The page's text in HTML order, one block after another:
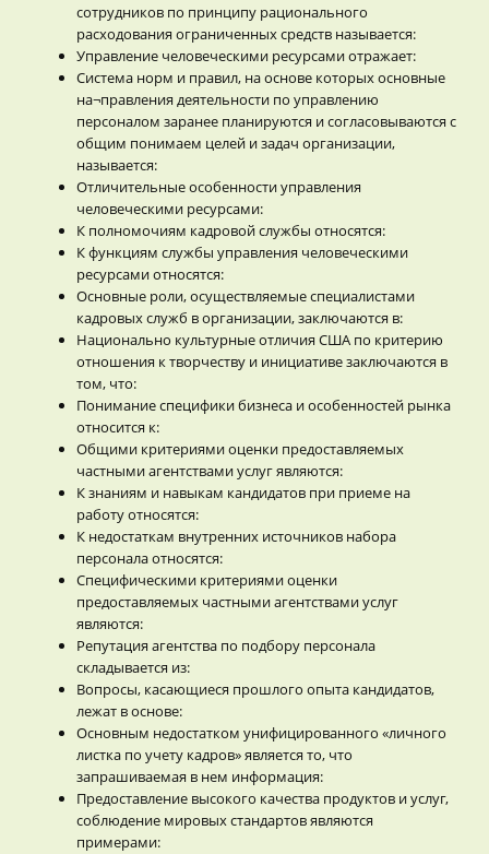
сотрудников по принципу рационального
расходования ограниченных средств называется:
Управление человеческими ресурсами отражает:
Система норм и правил, на основе которых основные
на¬правления деятельности по управлению
персоналом заранее планируются и согласовываются с
общим понимаем целей и задач организации,
называется:
Отличительные особенности управления
человеческими ресурсами:
К полномочиям кадровой службы относятся:
К функциям службы управления человеческими
ресурсами относятся:
Основные роли, осуществляемые специалистами
кадровых служб в организации, заключаются в:
Национально культурные отличия США по критерию
отношения к творчеству и инициативе заключаются в
том, что:
Понимание специфики бизнеса и особенностей рынка
относится к:
Общими критериями оценки предоставляемых
частными агентствами услуг являются:
К знаниям и навыкам кандидатов при приеме на
работу относятся:
К недостаткам внутренних источников набора
персонала относятся:
Специфическими критериями оценки
предоставляемых частными агентствами услуг
являются:
Репутация агентства по подбору персонала
складывается из:
Вопросы, касающиеся прошлого опыта кандидатов,
лежат в основе:
Основным недостатком унифицированного «личного
листка по учету кадров» является то, что
запрашиваемая в нем информация:
Предоставление высокого качества продуктов и услуг,
соблюдение мировых стандартов являются
примерами: